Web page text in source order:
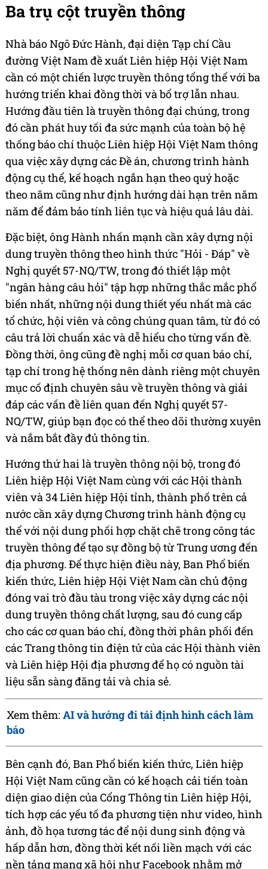
Ba trụ cột truyền thông
Nhà báo Ngô Đức Hành, đại diện Tạp chí Cầu
đường Việt Nam đề xuất Liên hiệp Hội Việt Nam
cần có một chiến lược truyền thông tổng thể với ba
hướng triển khai đồng thời và bổ trợ lẫn nhau.
Hướng đầu tiên là truyền thông đại chúng, trong
đó cần phát huy tối đa sức mạnh của toàn bộ hệ
thống báo chí thuộc Liên hiệp Hội Việt Nam thông
qua việc xây dựng các Đề án, chương trình hành
động cụ thể, kế hoạch ngắn hạn theo quý hoặc
theo năm cũng như định hướng dài hạn trên năm
năm để đảm bảo tính liên tục và hiệu quả lâu dài.
Đặc biệt, ông Hành nhấn mạnh cần xây dựng nội
dung truyền thông theo hình thức "Hỏi - Đáp" về
Nghị quyết 57-NQ/TW, trong đó thiết lập một
"ngân hàng câu hỏi" tập hợp những thắc mắc phổ
biến nhất, những nội dung thiết yếu nhất mà các
tổ chức, hội viên và công chúng quan tâm, từ đó có
câu trả lời chuẩn xác và dễ hiểu cho từng vấn đề.
Đồng thời, ông cũng đề nghị mỗi cơ quan báo chí,
tạp chí trong hệ thống nên dành riêng một chuyên
mục cố định chuyên sâu về truyền thông và giải
đáp các vấn đề liên quan đến Nghị quyết 57-
NQ/TW, giúp bạn đọc có thể theo dõi thường xuyên
và nắm bắt đầy đủ thông tin.
Hướng thứ hai là truyền thông nội bộ, trong đó
Liên hiệp Hội Việt Nam cùng với các Hội thành
viên và 34 Liên hiệp Hội tỉnh, thành phố trên cả
nước cần xây dựng Chương trình hành động cụ
thể với nội dung phối hợp chặt chẽ trong công tác
truyền thông để tạo sự đồng bộ từ Trung ương đến
địa phương. Để thực hiện điều này, Ban Phổ biến
kiến thức, Liên hiệp Hội Việt Nam cần chủ động
đóng vai trò đầu tàu trong việc xây dựng các nội
dung truyền thông chất lượng, sau đó cung cấp
cho các cơ quan báo chí, đồng thời phân phối đến
các Trang thông tin điện tử của các Hội thành viên
và Liên hiệp Hội địa phương để họ có nguồn tài
liệu sẵn sàng đăng tải và chia sẻ.
Xem thêm: AI và hướng đi tái định hình cách làm
báo
Bên cạnh đó, Ban Phổ biến kiến thức, Liên hiệp
Hội Việt Nam cũng cần có kế hoạch cải tiến toàn
diện giao diện của Cổng Thông tin Liên hiệp Hội,
tích hợp các yếu tố đa phương tiện như video, hình
ảnh, đồ họa tương tác để nội dung sinh động và
hấp dẫn hơn, đồng thời kết nối liền mạch với các
nền tảng mạng xã hội như Facebook nhằm mở